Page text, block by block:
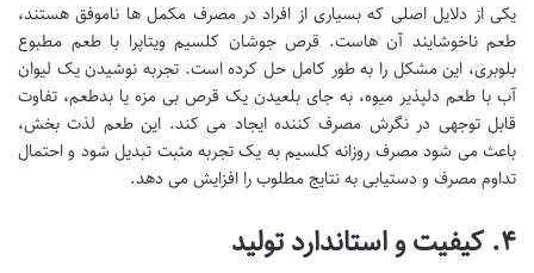
یکی از دلایل اصلی که بسیاری از افراد در مصرف مکمل ها ناموفق هستند،
طعم ناخوشایند آن هاست. قرص جوشان کلسیم ویتاپرا با طعم مطبوع
بلوبری، این مشکل را به طور کامل حل کرده است. تجربه نوشیدن یک لیوان
آب با طعم دلپذیر میوه، به جای بلعیدن یک قرص بی مزه یا بدطعم، تفاوت
قابل توجهی در نگرش مصرف کننده ایجاد می کند. این طعم لذت بخش،
باعث می شود مصرف روزانه کلسیم به یک تجربه مثبت تبدیل شود و احتمال
تداوم مصرف و دستیابی به نتایج مطلوب را افزایش می دهد.
۴. کیفیت و استاندارد تولید